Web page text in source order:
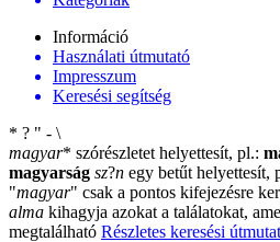
Információ
Használati útmutató
Impresszum
Keresési segítség
* ? " - \
magyar* szórészletet helyettesít, pl.:
magyarság sz?n egy betűt helyettesít,
"magyar" csak a pontos kifejezésre
alma kihagyja azokat a találatokat,
megtalálható Részletes keresési